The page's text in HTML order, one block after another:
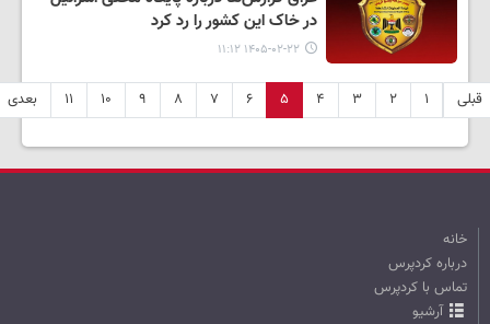
در خاک این کشور را رد کرد
۱۴۰۵-۰۲-۲۲ ۱۱:۱۲
قبلی ۱ ۲ ۳ ۴ ۵ ۶ ۷ ۸ ۹ ۱۰ ۱۱ بعدی
خانه
درباره کردپرس
تماس با کردپرس
آرشیو